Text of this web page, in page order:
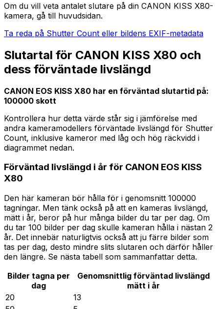
Om du vill veta antalet slutare på din CANON KISS X80-
kamera, gå till huvudsidan.
Ta reda på Shutter Count eller bildens EXIF-metadata
Slutartal för CANON KISS X80 och
dess förväntade livslängd
CANON EOS KISS X80 har en förväntad slutartid på:
100000 skott
Kontrollera hur detta värde står sig i jämförelse med
andra kameramodellers förväntade livslängd för Shutter
Count, inklusive kameror med låg och hög räckvidd i
diagrammet nedan.
Förväntad livslängd i år för CANON EOS KISS
X80
Den här kameran bör hålla för i genomsnitt 100000
tagningar. Men tänk också på att en kameras livslängd,
mätt i år, beror på hur många bilder du tar per dag. Om
du tar 100 bilder per dag skulle kameran hålla i nästan 2
år. Det innebär naturligtvis också att ju färre bilder som
tas per dag, desto mindre slits slutaren och därför håller
den längre. Se nästa tabell som sammanfattar detta.
Bilder tagna per
dag
Genomsnittlig förväntad livslängd
mätt i år
20
13